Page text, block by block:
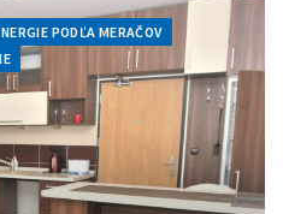
PODĽA MERAČOV